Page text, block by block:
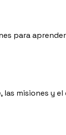
para
las misiones y